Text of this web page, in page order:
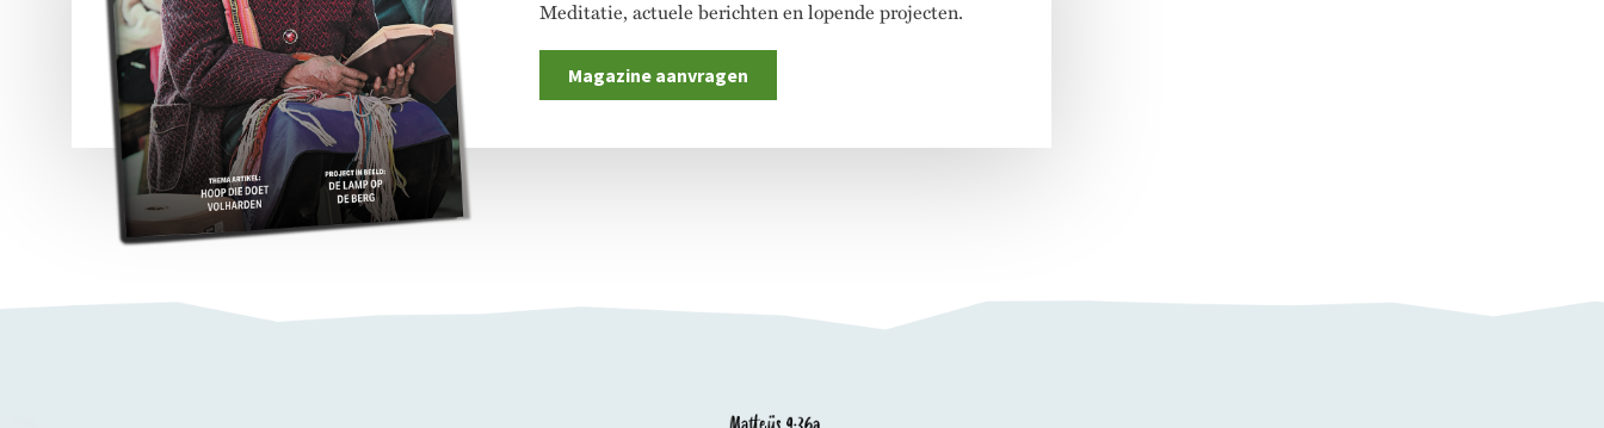
Meditatie, actuele berichten en lopende projecten.
Magazine aanvragen